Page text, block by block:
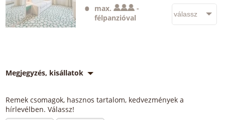
max.
-
félpanzióval
Megjegyzés, kisállatok
Remek csomagok, hasznos tartalom, kedvezmények a
hírlevélben. Válassz!